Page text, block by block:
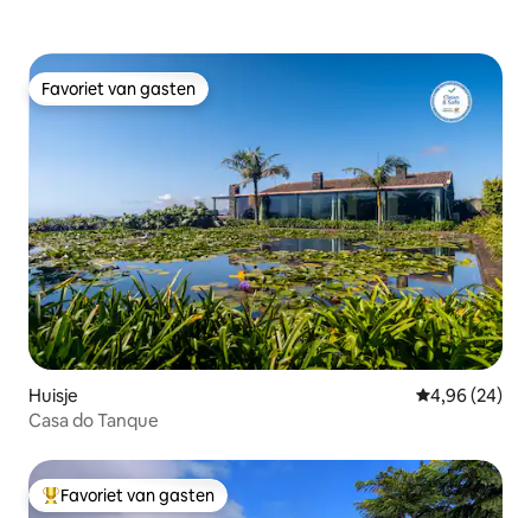
Favoriet van gasten
Favoriet van gasten
Huisje Gemiddelde
4,96 (24)
Casa do Tanque
Topfavoriet van gasten
Favoriet van gasten